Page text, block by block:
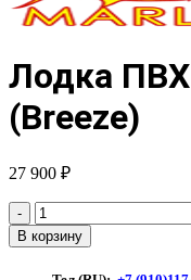
Лодка ПВХ
(Breeze)
27 900 ₽
Количество
товара
Лодка
В корзину